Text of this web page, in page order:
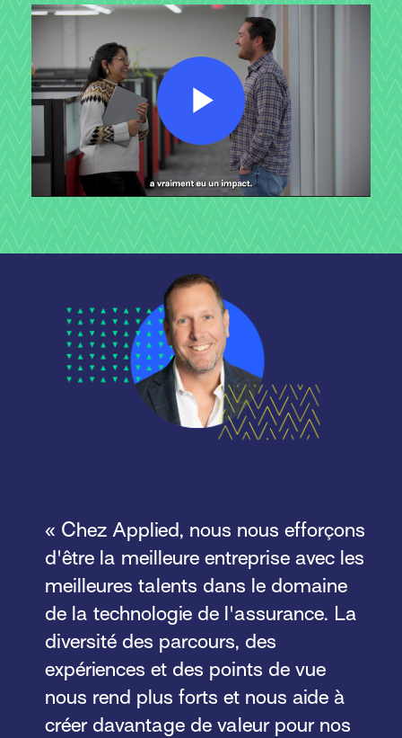
Play
Video
« Chez Applied, nous nous efforçons
d'être la meilleure entreprise avec les
meilleures talents dans le domaine
de la technologie de l'assurance. La
diversité des parcours, des
expériences et des points de vue
nous rend plus forts et nous aide à
créer davantage de valeur pour nos